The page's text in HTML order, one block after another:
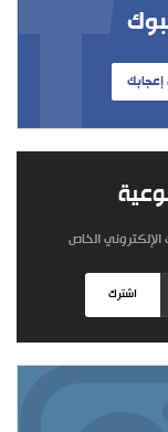
الإلكتروني الخاص
اشترك